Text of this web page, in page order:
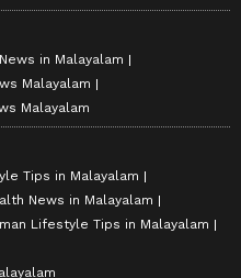
in Malayalam
Malayalam
Malayalam
Tips in Malayalam
News in Malayalam
Lifestyle Tips in Malayalam